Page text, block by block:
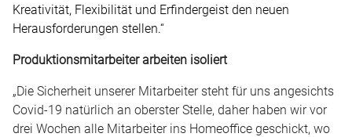
Kreativität, Flexibilität und Erfindergeist den neuen
Herausforderungen stellen.“
Produktionsmitarbeiter arbeiten isoliert
„Die Sicherheit unserer Mitarbeiter steht für uns angesichts
Covid-19 natürlich an oberster Stelle, daher haben wir vor
drei Wochen alle Mitarbeiter ins Homeoffice geschickt, wo